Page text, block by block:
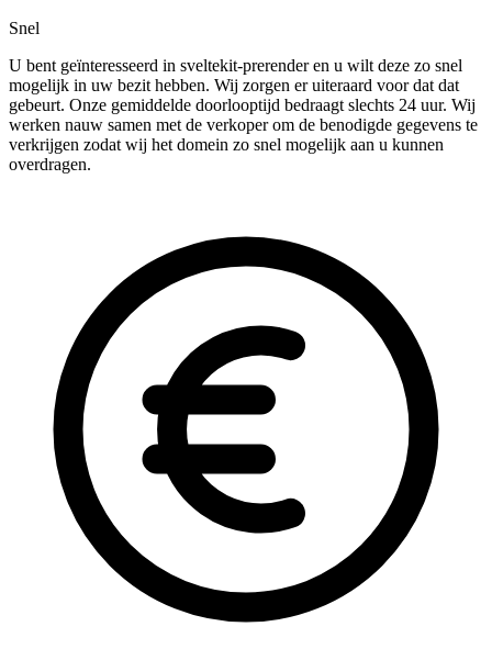
Snel
U bent geïnteresseerd in sveltekit-prerender en u wilt deze zo snel
mogelijk in uw bezit hebben. Wij zorgen er uiteraard voor dat dat
gebeurt. Onze gemiddelde doorlooptijd bedraagt slechts 24 uur. Wij
werken nauw samen met de verkoper om de benodigde gegevens te
verkrijgen zodat wij het domein zo snel mogelijk aan u kunnen
overdragen.